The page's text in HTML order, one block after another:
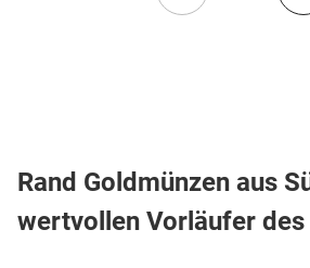
Rand Goldmünzen aus
wertvollen Vorläufer